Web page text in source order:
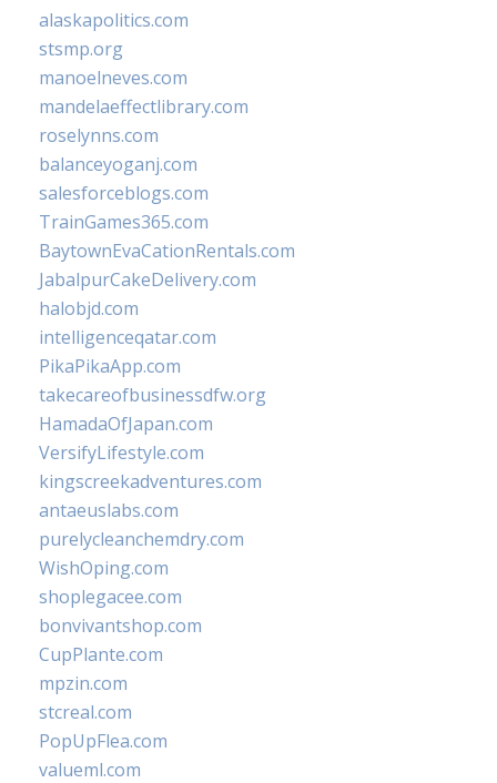
alaskapolitics.com
stsmp.org
manoelneves.com
mandelaeffectlibrary.com
roselynns.com
balanceyoganj.com
salesforceblogs.com
TrainGames365.com
BaytownEvaCationRentals.com
JabalpurCakeDelivery.com
halobjd.com
intelligenceqatar.com
PikaPikaApp.com
takecareofbusinessdfw.org
HamadaOfJapan.com
VersifyLifestyle.com
kingscreekadventures.com
antaeuslabs.com
purelycleanchemdry.com
WishOping.com
shoplegacee.com
bonvivantshop.com
CupPlante.com
mpzin.com
stcreal.com
PopUpFlea.com
valueml.com